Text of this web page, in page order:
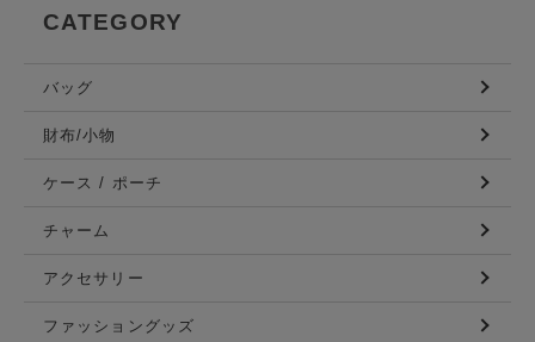
CATEGORY
バッグ
財布/小物
ケース / ポーチ
チャーム
アクセサリー
ファッショングッズ